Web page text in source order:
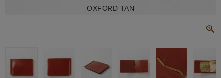
OXFORD TAN